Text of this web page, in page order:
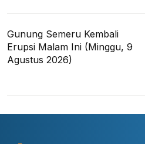
Gunung Semeru Kembali
Erupsi Malam Ini (Minggu, 9
Agustus 2026)